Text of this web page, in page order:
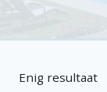
Enig resultaat